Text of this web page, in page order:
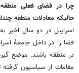
چرا در فضای فعلی
حالیکه معادلات منطقه
اسراییل در دو سال
فضا را در داخل جامعۀ
در منطقه باشند. موضع
مقامات از سیاسیون